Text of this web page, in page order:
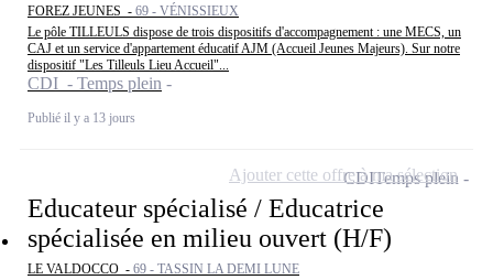
FOREZ JEUNES - 69 - VÉNISSIEUX
Le pôle TILLEULS dispose de trois dispositifs d'accompagnement : une MECS, un
CAJ et un service d'appartement éducatif AJM (Accueil Jeunes Majeurs). Sur notre
dispositif "Les Tilleuls Lieu Accueil"...
CDI - Temps plein
Publié il y a 13 jours
Educateur spécialisé / Educatrice
spécialisée en milieu ouvert (H/F)
LE VALDOCCO - 69 - TASSIN LA DEMI LUNE
CDITemps plein
Ajouter cette offre à ma sélection